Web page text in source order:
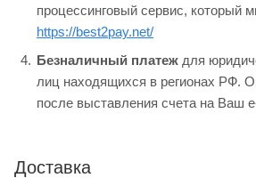
процессинговый сервис, который
https://best2pay.net/
Безналичный платеж для
лиц находящихся в регионах РФ.
после выставления счета на Ваш
Доставка